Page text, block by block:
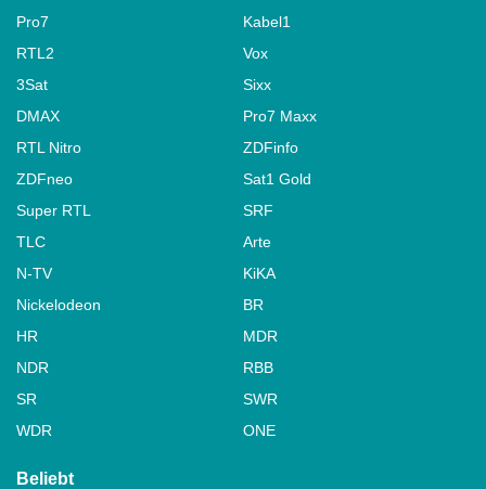
Pro7
Kabel1
RTL2
Vox
3Sat
Sixx
DMAX
Pro7 Maxx
RTL Nitro
ZDFinfo
ZDFneo
Sat1 Gold
Super RTL
SRF
TLC
Arte
N-TV
KiKA
Nickelodeon
BR
HR
MDR
NDR
RBB
SR
SWR
WDR
ONE
Beliebt